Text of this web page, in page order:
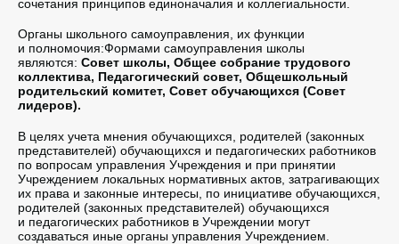
сочетания принципов единоначалия и коллегиальности.
Органы школьного самоуправления, их функции
и полномочия:Формами самоуправления школы
являются: Совет школы, Общее собрание трудового
коллектива, Педагогический совет, Общешкольный
родительский комитет, Совет обучающихся (Совет
лидеров).
В целях учета мнения обучающихся, родителей (законных
представителей) обучающихся и педагогических работников
по вопросам управления Учреждения и при принятии
Учреждением локальных нормативных актов, затрагивающих
их права и законные интересы, по инициативе обучающихся,
родителей (законных представителей) обучающихся
и педагогических работников в Учреждении могут
создаваться иные органы управления Учреждением.